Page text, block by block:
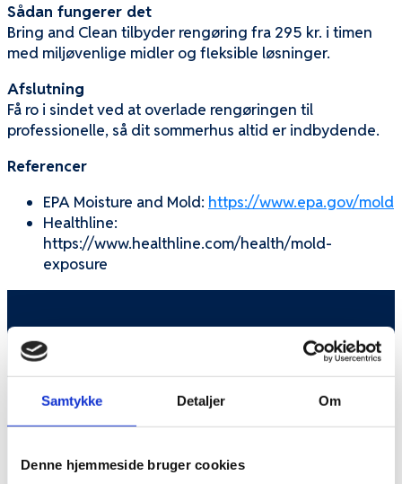
Samtykke Detaljer Om
Denne hjemmeside bruger cookies
Sådan fungerer det
Bring and Clean tilbyder rengøring fra 295 kr. i timen
med miljøvenlige midler og fleksible løsninger.
Afslutning
Få ro i sindet ved at overlade rengøringen til
professionelle, så dit sommerhus altid er indbydende.
Referencer
EPA Moisture and Mold: https://www.epa.gov/mold
Healthline:
https://www.healthline.com/health/mold-
exposure
Information
Bring And Clean ApS
2200 København N